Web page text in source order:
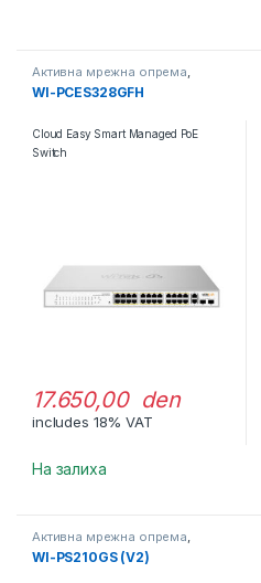
Активна мрежна опрема,
Свичеви
WI-PCES328GFH
Cloud Easy Smart Managed PoE
Switch
17.650,00 den
includes 18% VAT
На залиха
Активна мрежна опрема,
Свичеви
WI-PS210GS (V2)